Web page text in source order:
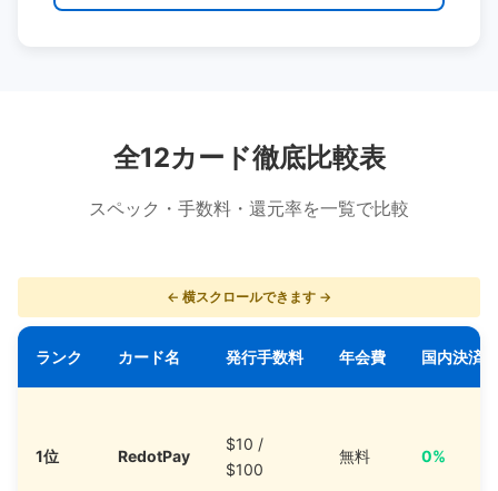
全12カード徹底比較表
スペック・手数料・還元率を一覧で比較
← 横スクロールできます →
ランク カード名 発行手数料 年会費 国内決済
1位 RedotPay
$10 /
$100
無料 0%